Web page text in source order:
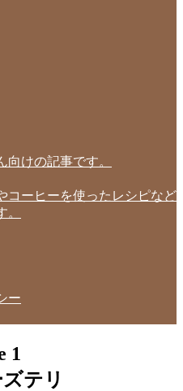
向けの記事です。
コーヒーを使ったレシピなど
ー
1
テリ